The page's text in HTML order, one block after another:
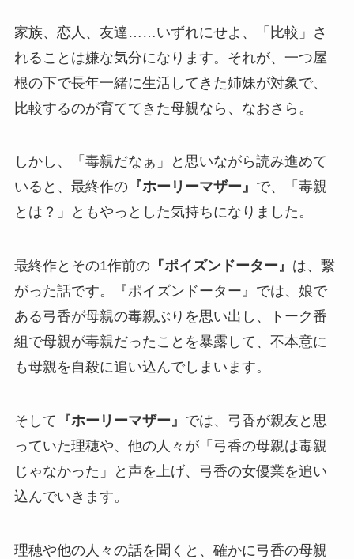
家族、恋人、友達……いずれにせよ、「比較」さ
れることは嫌な気分になります。それが、一つ屋
根の下で長年一緒に生活してきた姉妹が対象で、
比較するのが育ててきた母親なら、なおさら。
しかし、「毒親だなぁ」と思いながら読み進めて
いると、最終作の『ホーリーマザー』 で、「毒親
とは？」ともやっとした気持ちになりました。
最終作とその1作前の『ポイズンドーター』 は、繋
がった話です。『ポイズンドーター』では、娘で
ある弓香が母親の毒親ぶりを思い出し、トーク番
組で母親が毒親だったことを暴露して、不本意に
も母親を自殺に追い込んでしまいます。
そして 『ホーリーマザー』 では、弓香が親友と思
っていた理穂や、他の人々が「弓香の母親は毒親
じゃなかった」と声を上げ、弓香の女優業を追い
込んでいきます。
理穂や他の人々の話を聞くと、確かに弓香の母親